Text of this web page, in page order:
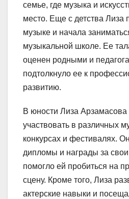
семье, где музыка и
место. Еще с детства Лиза
музыке и начала
музыкальной школе. Ее
оценен родными и
подтолкнуло ее к
развитию.
В юности Лиза Арзамасова
участвовать в различных
конкурсах и фестивалях.
дипломы и награды за
помогло ей пробиться на
сцену. Кроме того, Лиза
актерские навыки и